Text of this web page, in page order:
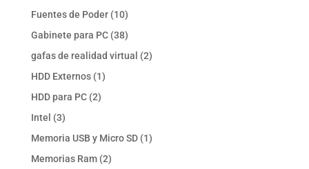
Fuentes de Poder 1010
productos
Gabinete para PC 3838
productos
gafas de realidad virtual 22
HDD Externos 11
HDD para PC 22
Intel 33
productos
Memoria USB y Micro SD 11
Memorias Ram 22